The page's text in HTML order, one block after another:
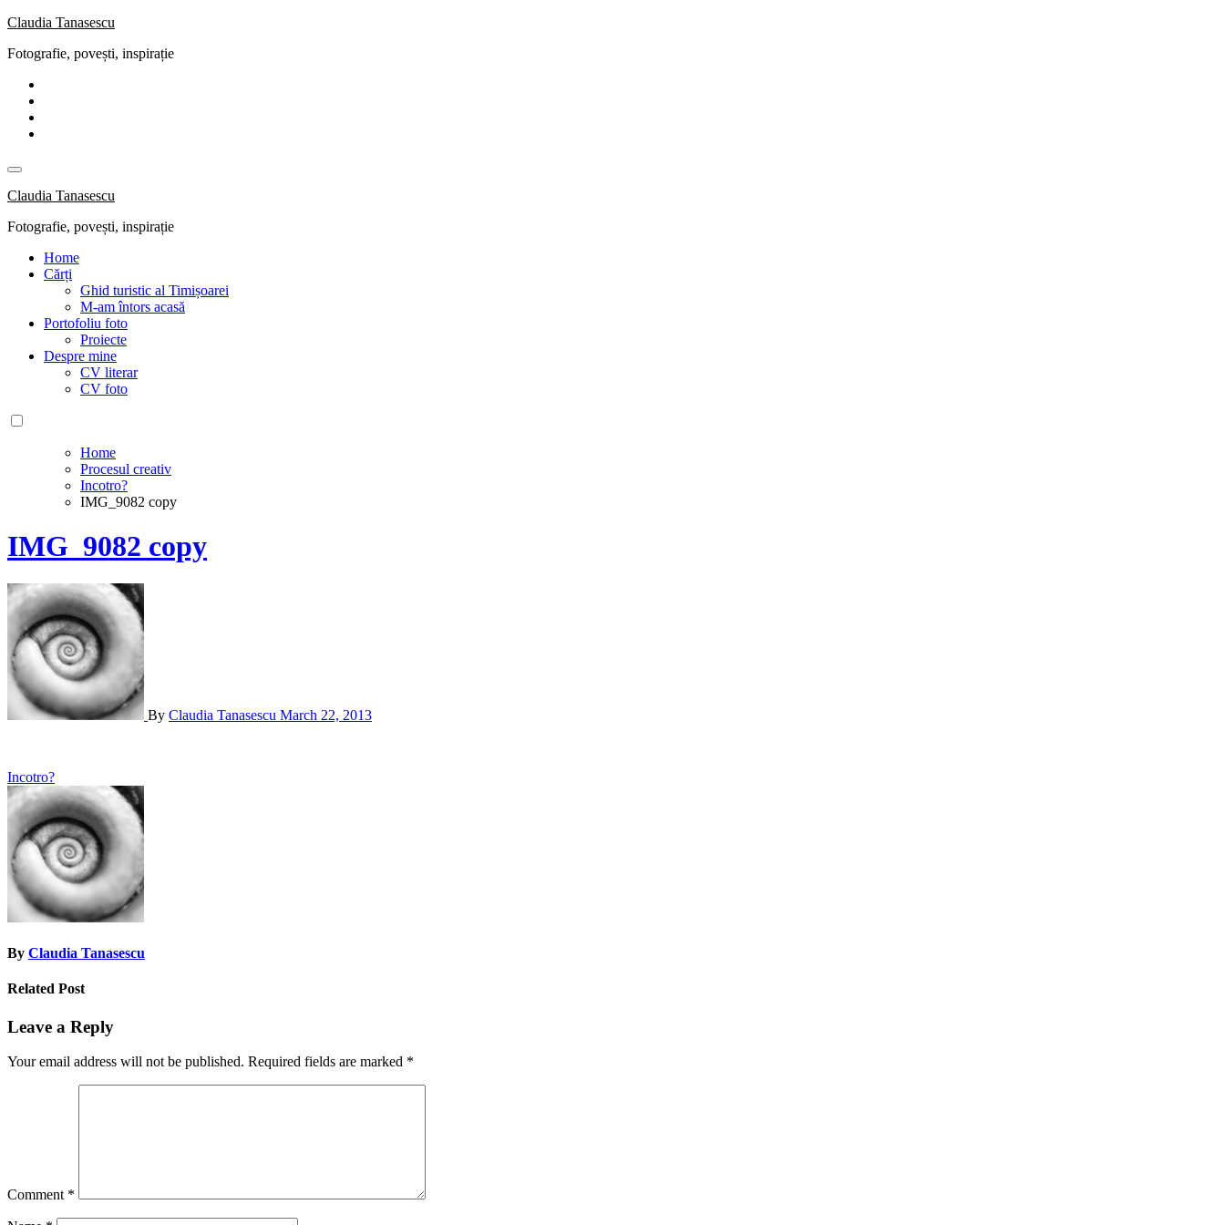
Skip
content
Claudia Tanasescu
Fotografie, povești, inspirație
Claudia Tanasescu
Fotografie, povești, inspirație
Home
Cărți
Ghid turistic al Timișoarei
M-am întors acasă
Portofoliu foto
Proiecte
Despre mine
CV literar
CV foto
Home
Procesul creativ
Incotro?
IMG_9082 copy
IMG_9082 copy
By Claudia Tanasescu March 22, 2013
Post
navigation
Incotro?
By Claudia Tanasescu
Related Post
Leave a Reply
Your email address will not be published. Required fields are marked *
Comment *